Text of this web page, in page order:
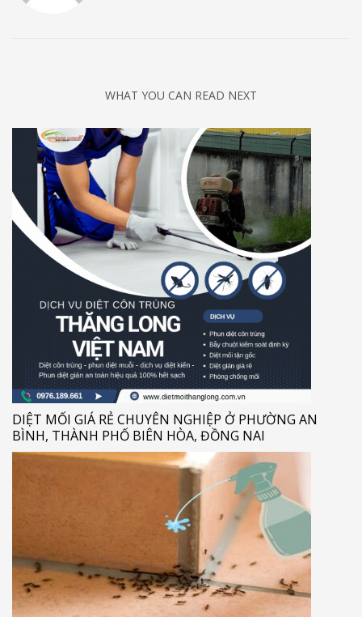
WHAT YOU CAN READ NEXT
DIỆT MỐI GIÁ RẺ CHUYÊN NGHIỆP Ở PHƯỜNG AN
BÌNH, THÀNH PHỐ BIÊN HÒA, ĐỒNG NAI